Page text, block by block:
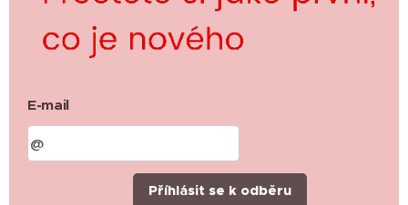
E-mail
Příhlásit se k odběru